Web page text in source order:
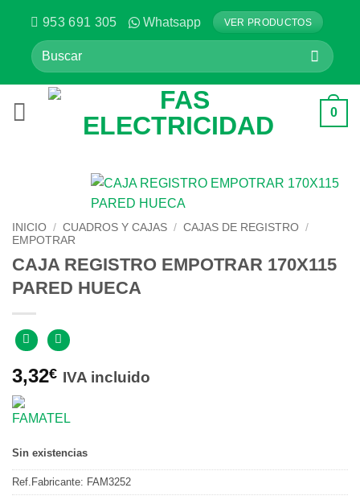
contenido
953 691 305 Whatsapp VER PRODUCTOS
Buscar
por:
0
INICIO / CUADROS Y CAJAS / CAJAS DE REGISTRO /
EMPOTRAR
CAJA REGISTRO EMPOTRAR 170X115
PARED HUECA
3,32€ IVA incluido
Sin existencias
Ref.Fabricante: FAM3252